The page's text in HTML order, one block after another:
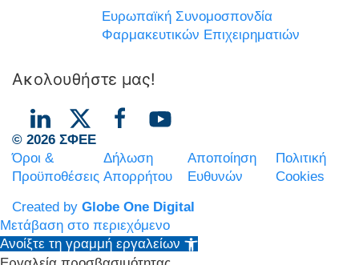
Ευρωπαϊκή Συνομοσπονδία
Φαρμακευτικών Επιχειρηματιών
Ακολουθήστε μας!
© 2026 ΣΦΕΕ
Όροι &
Προϋποθέσεις
Δήλωση
Απορρήτου
Αποποίηση
Ευθυνών
Πολιτική
Cookies
Created by Globe One Digital
Μετάβαση στο περιεχόμενο
Ανοίξτε τη γραμμή εργαλείων